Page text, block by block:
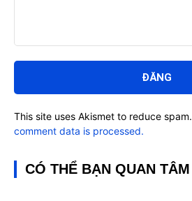
luận:
This site uses Akismet to reduce spam.
comment data is processed.
CÓ THỂ BẠN QUAN TÂM